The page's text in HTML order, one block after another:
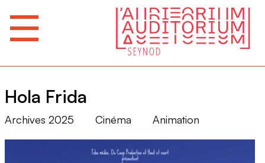
Hola Frida
Archives 2025 Cinéma Animation